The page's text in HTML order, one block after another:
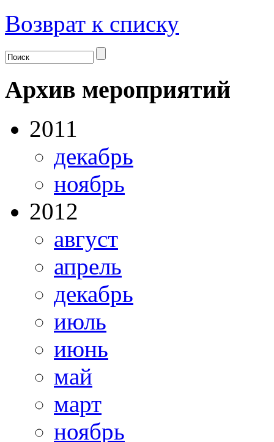
Возврат к списку
Архив мероприятий
2011
декабрь
ноябрь
2012
август
апрель
декабрь
июль
июнь
май
март
ноябрь